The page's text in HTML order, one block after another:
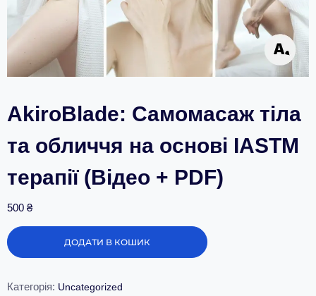
AkiroBlade: Самомасаж тіла
та обличчя на основі IASTM
терапії (Відео + PDF)
500 ₴
ДОДАТИ В КОШИК
Категорія: Uncategorized